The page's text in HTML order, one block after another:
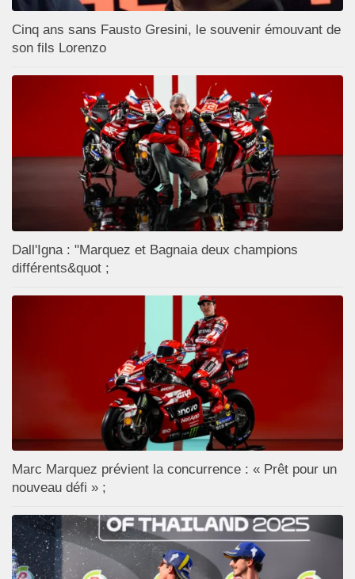
Cinq ans sans Fausto Gresini, le souvenir émouvant de
son fils Lorenzo
Dall'Igna : "Marquez et Bagnaia deux champions
différents&quot ;
Marc Marquez prévient la concurrence : « Prêt pour un
nouveau défi » ;